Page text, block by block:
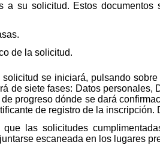
a su solicitud. Estos
de la solicitud.
solicitud se iniciará, pulsando
de siete fases: Datos
progreso dónde se dará
de registro de la
las solicitudes
escaneada en los lugares